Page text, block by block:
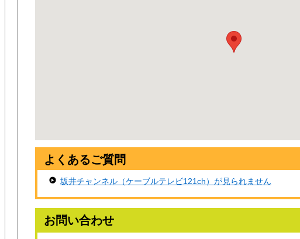
よくあるご質問
坂井チャンネル（ケーブルテレビ121ch）が見られません
お問い合わせ